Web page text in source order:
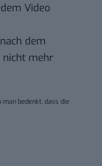
Video
dem
nicht mehr
bedenkt, dass die